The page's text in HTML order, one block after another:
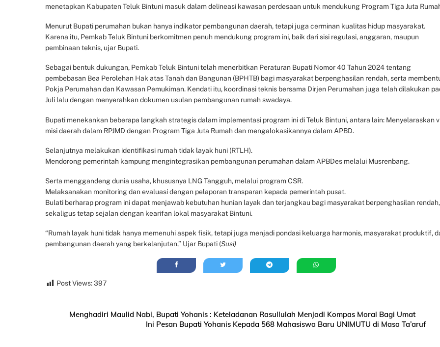
menetapkan Kabupaten Teluk Bintuni masuk dalam delineasi kawasan perdesaan untuk mendukung Program Tiga Juta
Menurut Bupati perumahan bukan hanya indikator pembangunan daerah, tetapi juga cerminan kualitas hidup masyarakat.
Karena itu, Pemkab Teluk Bintuni berkomitmen penuh mendukung program ini, baik dari sisi regulasi, anggaran, maupun
pembinaan teknis, ujar Bupati.
Sebagai bentuk dukungan, Pemkab Teluk Bintuni telah menerbitkan Peraturan Bupati Nomor 40 Tahun 2024 tentang
pembebasan Bea Perolehan Hak atas Tanah dan Bangunan (BPHTB) bagi masyarakat berpenghasilan rendah, serta
Pokja Perumahan dan Kawasan Pemukiman. Kendati itu, koordinasi teknis bersama Dirjen Perumahan juga telah dilakukan
Juli lalu dengan menyerahkan dokumen usulan pembangunan rumah swadaya.
Bupati menekankan beberapa langkah strategis dalam implementasi program ini di Teluk Bintuni, antara lain: Menyelaraskan
misi daerah dalam RPJMD dengan Program Tiga Juta Rumah dan mengalokasikannya dalam APBD.
Selanjutnya melakukan identifikasi rumah tidak layak huni (RTLH).
Mendorong pemerintah kampung mengintegrasikan pembangunan perumahan dalam APBDes melalui Musrenbang.
Serta menggandeng dunia usaha, khususnya LNG Tangguh, melalui program CSR.
Melaksanakan monitoring dan evaluasi dengan pelaporan transparan kepada pemerintah pusat.
Bulati berharap program ini dapat menjawab kebutuhan hunian layak dan terjangkau bagi masyarakat berpenghasilan rendah,
sekaligus tetap sejalan dengan kearifan lokal masyarakat Bintuni.
“Rumah layak huni tidak hanya memenuhi aspek fisik, tetapi juga menjadi pondasi keluarga harmonis, masyarakat produktif,
pembangunan daerah yang berkelanjutan,” Ujar Bupati (Susi)
Post Views:397
Menghadiri Maulid Nabi, Bupati Yohanis : Keteladanan Rasullulah Menjadi Kompas Moral Bagi Umat
Ini Pesan Bupati Yohanis Kepada 568 Mahasiswa Baru UNIMUTU di Masa Ta’aruf